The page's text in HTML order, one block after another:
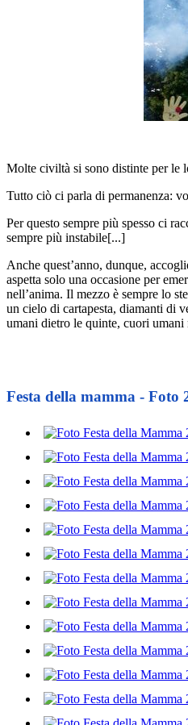
Molte civiltà si sono distinte per le
Tutto ciò ci parla di permanenza:
Per questo sempre più spesso ci
sempre più instabile[...]
Anche quest’anno, dunque,
aspetta solo una occasione per
nell’anima. Il mezzo è sempre lo
un cielo di cartapesta, diamanti di
umani dietro le quinte, cuori
Festa della mamma - Foto